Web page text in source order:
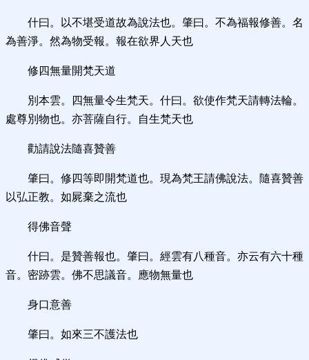
什曰。以不堪受道故為說法也。肇曰。不為福報修善。名
為善淨。然為物受報。報在欲界人天也
修四無量開梵天道
別本雲。四無量令生梵天。什曰。欲使作梵天請轉法輪。
處尊別物也。亦菩薩自行。自生梵天也
勸請說法隨喜贊善
肇曰。修四等即開梵道也。現為梵王請佛說法。隨喜贊善
以弘正教。如屍棄之流也
得佛音聲
什曰。是贊善報也。肇曰。經雲有八種音。亦云有六十種
音。密跡雲。佛不思議音。應物無量也
身口意善
肇曰。如來三不護法也